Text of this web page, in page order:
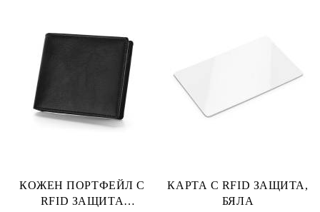
КОЖЕН ПОРТФЕЙЛ С
RFID ЗАЩИТА
КАРТА С RFID ЗАЩИТА,
БЯЛА